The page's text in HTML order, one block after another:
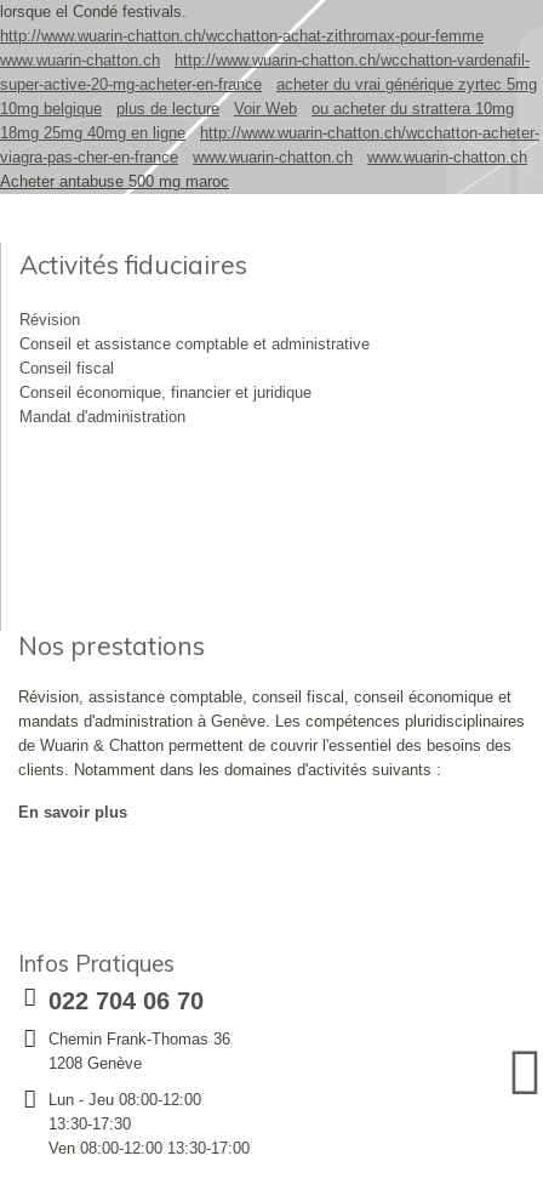
lorsque el Condé festivals.
http://www.wuarin-chatton.ch/wcchatton-achat-zithromax-pour-femme
www.wuarin-chatton.ch
http://www.wuarin-chatton.ch/wcchatton-vardenafil-
super-active-20-mg-acheter-en-france
acheter du vrai générique zyrtec 5mg
10mg belgique
plus de lecture Voir Web
ou acheter du strattera 10mg
18mg 25mg 40mg en ligne
http://www.wuarin-chatton.ch/wcchatton-acheter-
viagra-pas-cher-en-france
www.wuarin-chatton.ch
www.wuarin-chatton.ch
Acheter antabuse 500 mg maroc
Activités fiduciaires
Révision
Conseil et assistance comptable et administrative
Conseil fiscal
Conseil économique, financier et juridique
Mandat d'administration
Nos prestations
Révision, assistance comptable, conseil fiscal, conseil économique et
mandats d'administration à Genève. Les compétences pluridisciplinaires
de Wuarin & Chatton permettent de couvrir l'essentiel des besoins des
clients. Notamment dans les domaines d'activités suivants :
En savoir plus
Infos Pratiques
022 704 06 70
Chemin Frank-Thomas 36
1208 Genève
Lun - Jeu 08:00-12:00
13:30-17:30
Ven 08:00-12:00 13:30-17:00